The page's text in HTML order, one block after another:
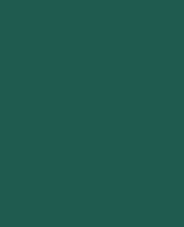
annan webbplats.